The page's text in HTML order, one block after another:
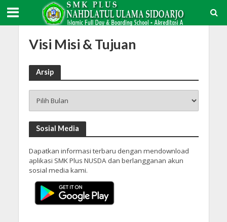
Visi Misi & Tujuan
Arsip
Sosial Media
Dapatkan informasi terbaru dengan mendownload
aplikasi SMK Plus NUSDA dan berlangganan akun
sosial media kami.